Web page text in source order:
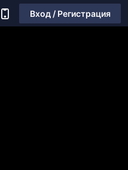
Вход / Регистрация